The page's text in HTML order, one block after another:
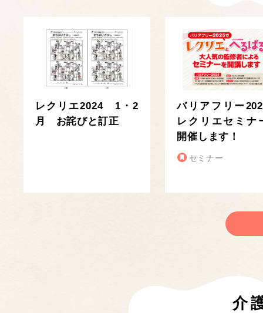
レクリエ2024 1・2
月 お詫びと訂正
バリアフリー
レクリエセミナ
開催します！
セミナー
介